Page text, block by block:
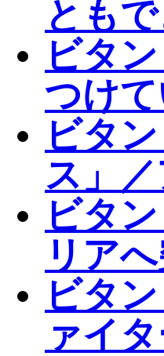
とも
ビタ
つけ
ビタ
ス」
ビタ
リア
ビタ
ァイ